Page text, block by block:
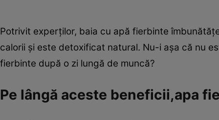
Potrivit experţilor, baia cu apă fierbinte
calorii şi este detoxificat natural. Nu-i aşa că nu
fierbinte după o zi lungă de muncă?
Pe lângă aceste beneficii,apa